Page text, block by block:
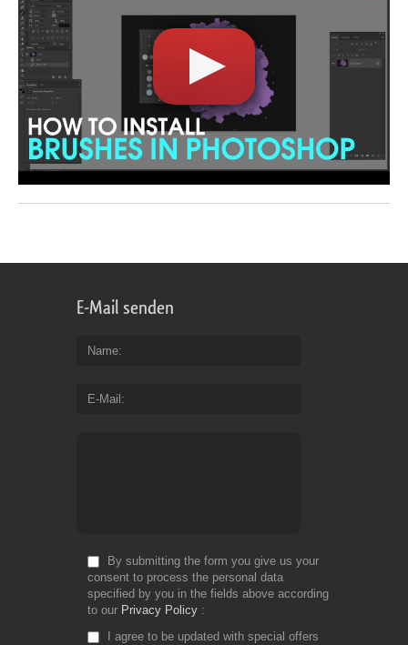
E-Mail senden
Name
E-Mail
By submitting the form you give us your
consent to process the personal data
specified by you in the fields above according
to our Privacy Policy
I agree to be updated with special offers